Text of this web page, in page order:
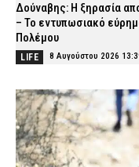
Δούναβης: Η ξηρασία
– Το εντυπωσιακό
Πολέμου
LIFE 8 Αυγούστου 2026
Σαμαράς
ΣΩΜΑΤΑ ΑΣΦΑΛΕΙΑΣ 8
ΑΑΔΕ: Άνοιξε εκ νέου
2025 – Μέχρι μπορείτε